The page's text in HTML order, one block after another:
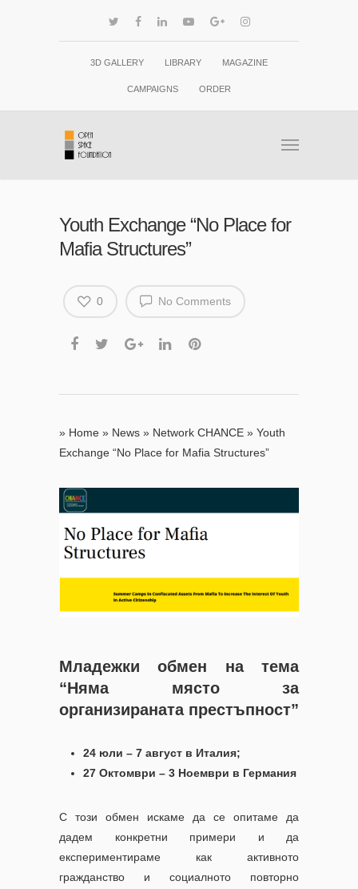
3D GALLERY LIBRARY MAGAZINE
CAMPAIGNS ORDER
Youth Exchange “No Place for
Mafia Structures”
No Comments
0
» Home » News » Network CHANCE » Youth
Exchange “No Place for Mafia Structures”
Младежки обмен на тема
“Няма място за
организираната престъпност”
24 юли – 7 август в Италия;
27 Октомври – 3 Ноември в Германия
С този обмен искаме да се опитаме да
дадем конкретни примери и да
експериментираме как активното
гражданство и социалното повторно